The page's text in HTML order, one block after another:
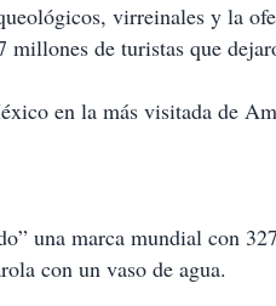
virreinales y la
de turistas que
en la más visitada de
una marca mundial con
con un vaso de agua.